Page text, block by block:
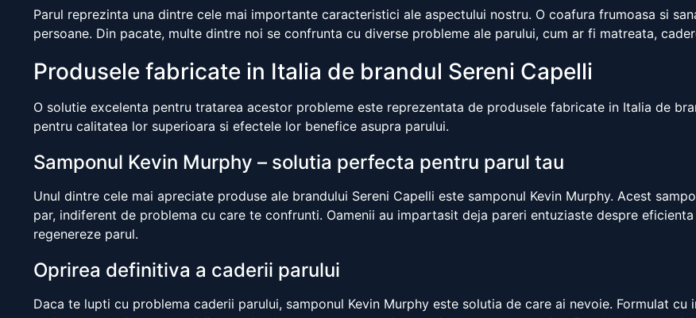
Parul reprezinta una dintre cele mai importante caracteristici ale aspectului nostru. O coafura frumoasa si
persoane. Din pacate, multe dintre noi se confrunta cu diverse probleme ale parului, cum ar fi matreata,
Produsele fabricate in Italia de brandul Sereni Capelli
O solutie excelenta pentru tratarea acestor probleme este reprezentata de produsele fabricate in Italia de
pentru calitatea lor superioara si efectele lor benefice asupra parului.
Samponul Kevin Murphy – solutia perfecta pentru parul tau
Unul dintre cele mai apreciate produse ale brandului Sereni Capelli este samponul Kevin Murphy. Acest
par, indiferent de problema cu care te confrunti. Oamenii au impartasit deja pareri entuziaste despre
regenereze parul.
Oprirea definitiva a caderii parului
Daca te lupti cu problema caderii parului, samponul Kevin Murphy este solutia de care ai nevoie. Formulat